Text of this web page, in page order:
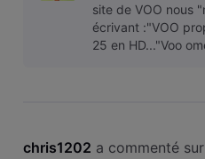
site de VOO nous
écrivant :"VOO
25 en HD..."Voo
chris1202 a commenté